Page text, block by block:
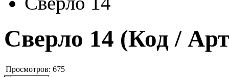
Сверло 14 (Код /
Просмотров: 675